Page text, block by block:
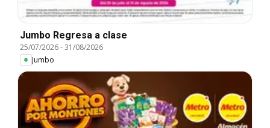
Jumbo Regresa a clase
25/07/2026-31/08/2026
Jumbo